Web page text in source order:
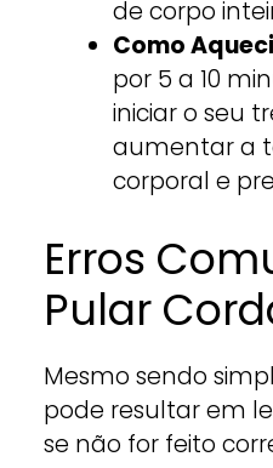
de corpo
Como
por 5 a 10
iniciar o seu
aumentar a
corporal e
Erros
Pular
Mesmo sendo
pode resultar em
se não for feito